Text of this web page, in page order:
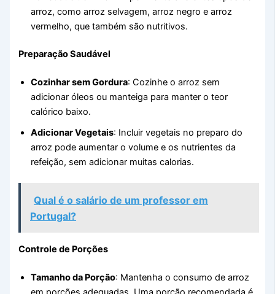
arroz, como arroz selvagem, arroz negro e arroz
vermelho, que também são nutritivos.
Preparação Saudável
Cozinhar sem Gordura: Cozinhe o arroz sem
adicionar óleos ou manteiga para manter o teor
calórico baixo.
Adicionar Vegetais: Incluir vegetais no preparo do
arroz pode aumentar o volume e os nutrientes da
refeição, sem adicionar muitas calorias.
Qual é o salário de um professor em
Portugal?
Controle de Porções
Tamanho da Porção: Mantenha o consumo de arroz